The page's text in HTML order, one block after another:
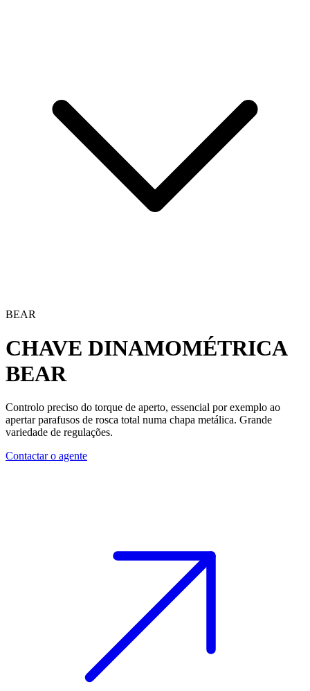
BEAR
CHAVE DINAMOMÉTRICA
BEAR
Controlo preciso do torque de aperto, essencial por exemplo ao
apertar parafusos de rosca total numa chapa metálica. Grande
variedade de regulações.
Contactar o agente